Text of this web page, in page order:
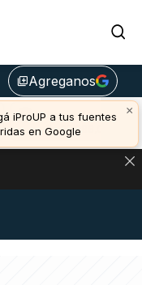
library_addAgreganos
×
iProUP a tus fuentes
en Google
Bitcoin
(0,43%)
u$s 65.086,00
Y EXCHANGES